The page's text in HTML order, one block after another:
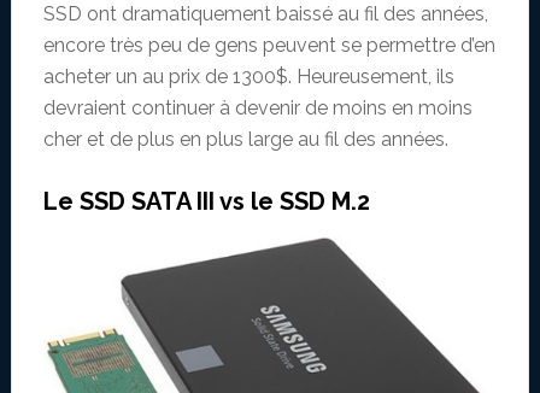
SSD ont dramatiquement baissé au fil des années,
encore très peu de gens peuvent se permettre d’en
acheter un au prix de 1300$. Heureusement, ils
devraient continuer à devenir de moins en moins
cher et de plus en plus large au fil des années.
Le SSD SATA III vs le SSD M.2